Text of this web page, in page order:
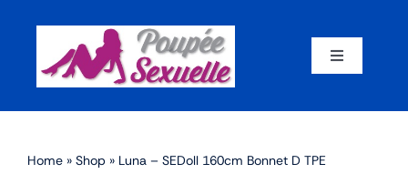
content
Toggle
Par corps
Home » Shop » Luna – SEDoll 160cm Bonnet D TPE